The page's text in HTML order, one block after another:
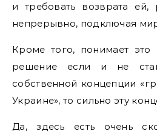
и требовать возврата ей,
непрерывно, подключая
Кроме того, понимает это
решение если и не
собственной концепции
Украине», то сильно эту
Да, здесь есть очень